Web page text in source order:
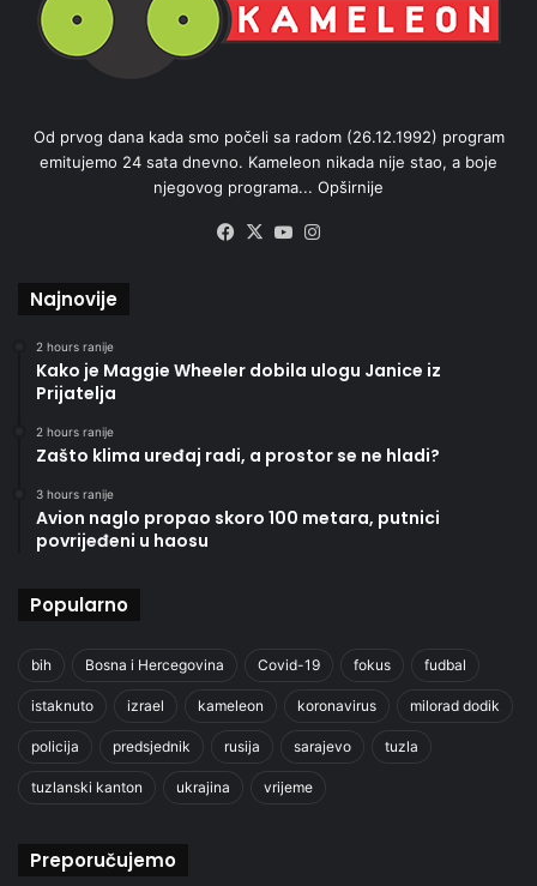
Od prvog dana kada smo počeli sa radom (26.12.1992) program
emitujemo 24 sata dnevno. Kameleon nikada nije stao, a boje
njegovog programa... Opširnije
Facebook
X YouTube
Najnovije
2 hours ranije
Kako je Maggie Wheeler dobila ulogu Janice iz
Prijatelja
2 hours ranije
Zašto klima uređaj radi, a prostor se ne hladi?
3 hours ranije
Avion naglo propao skoro 100 metara, putnici
povrijeđeni u haosu
Popularno
bih Bosna i Hercegovina Covid-19 fokus fudbal
istaknuto izrael kameleon koronavirus milorad dodik
policija predsjednik rusija sarajevo tuzla
tuzlanski kanton ukrajina vrijeme
Preporučujemo